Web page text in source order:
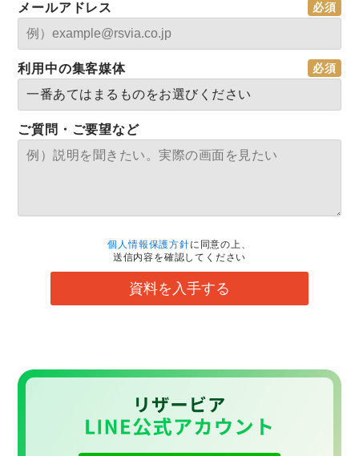
メールアドレス
利用中の集客媒体
ご質問・ご要望など
個人情報保護方針に同意の上、
送信内容を確認してください
資料を入手する